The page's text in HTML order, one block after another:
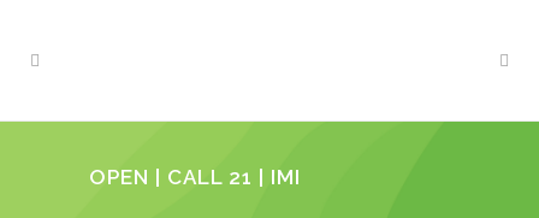
OPEN | CALL 21 | IMI